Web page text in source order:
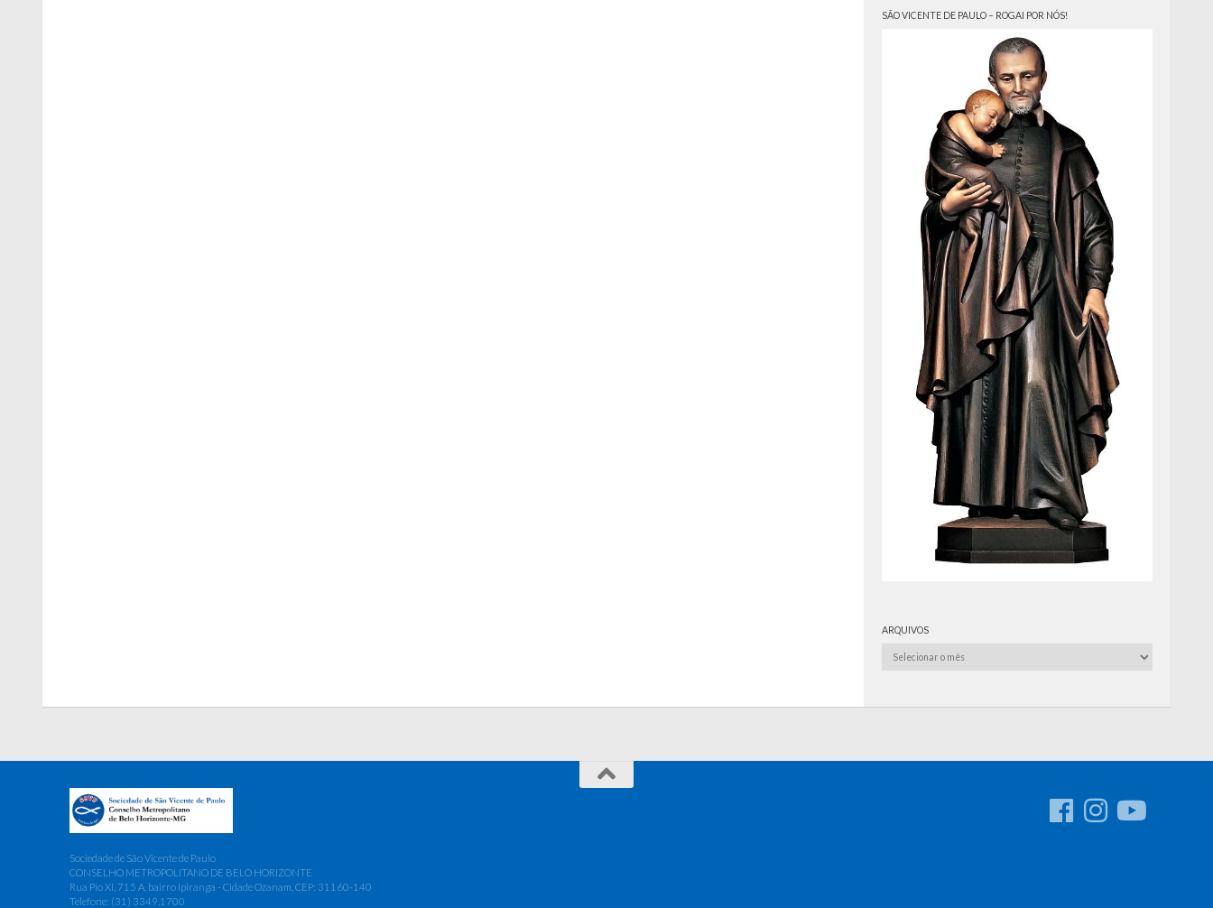
SÃO VICENTE DE PAULO – ROGAI POR NÓS!
ARQUIVOS
Arquivos
Sociedade de São Vicente de Paulo
CONSELHO METROPOLITANO DE BELO HORIZONTE
Rua Pio XI, 715 A, bairro Ipiranga - Cidade Ozanam, CEP: 31160-140
Telefone: (31) 3349.1700